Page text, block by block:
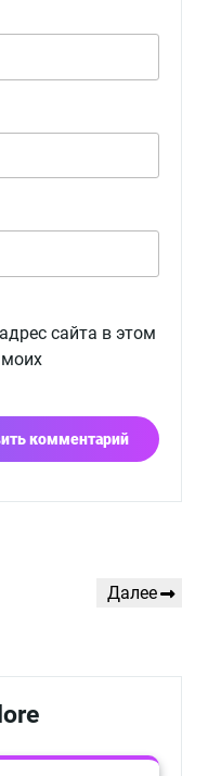
сайта в этом
Следующая
Далее